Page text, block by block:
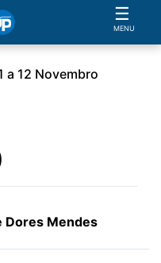
☰
MENU
a 12 Novembro
Dores Mendes